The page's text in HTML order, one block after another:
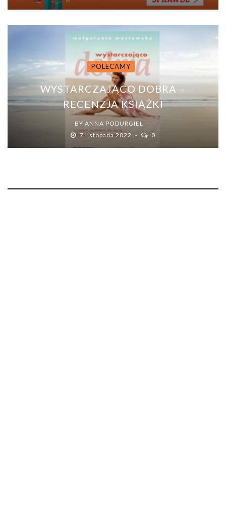
POLECAMY
WYSTARCZAJĄCO DOBRA –
RECENZJA KSIĄŻKI
BY ANNA PODURGIEL
7 listopada 2022
0